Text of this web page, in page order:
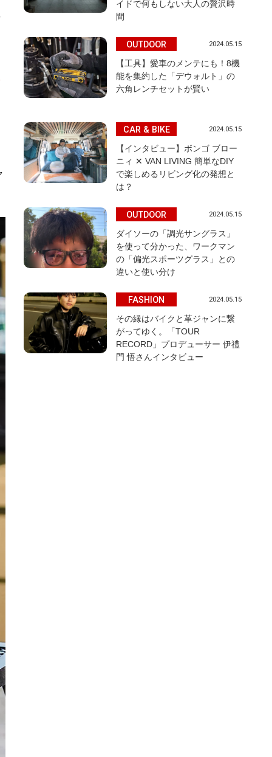
イドで何もしない大人の贅沢時
間
OUTDOOR 2024.05.15
【工具】愛車のメンテにも！8機
能を集約した「デウォルト」の
六角レンチセットが賢い
CAR & BIKE 2024.05.15
【インタビュー】ボンゴ ブロー
ニィ ✕ VAN LIVING 簡単なDIY
で楽しめるリビング化の発想と
は？
OUTDOOR 2024.05.15
ダイソーの「調光サングラス」
を使って分かった、ワークマン
の「偏光スポーツグラス」との
違いと使い分け
FASHION 2024.05.15
その縁はバイクと革ジャンに繋
がってゆく。「TOUR
RECORD」プロデューサー 伊禮
門 悟さんインタビュー